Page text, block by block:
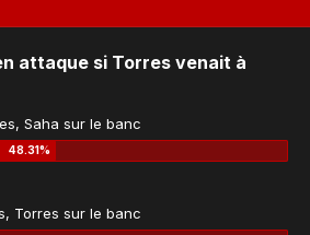
attaque si Torres venait à
Saha sur le banc
Torres sur le banc